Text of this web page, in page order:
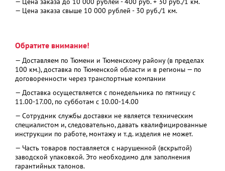
— Цена заказа свыше 10 000 рублей - 30 руб./1 км.
Обратите внимание!
— Доставляем по Тюмени и Тюменскому району (в пределах
100 км.), доставка по Тюменской области и в регионы — по
договоренности через транспортные компании
— Доставка осуществляется с понедельника по пятницу с
11.00-17.00, по субботам с 10.00-14.00
— Сотрудник службы доставки не является техническим
специалистом и, следовательно, давать квалифицированные
инструкции по работе, монтажу и т.д. изделия не может.
— Часть товаров поставляется с нарушенной (вскрытой)
заводской упаковкой. Это необходимо для заполнения
гарантийных талонов.